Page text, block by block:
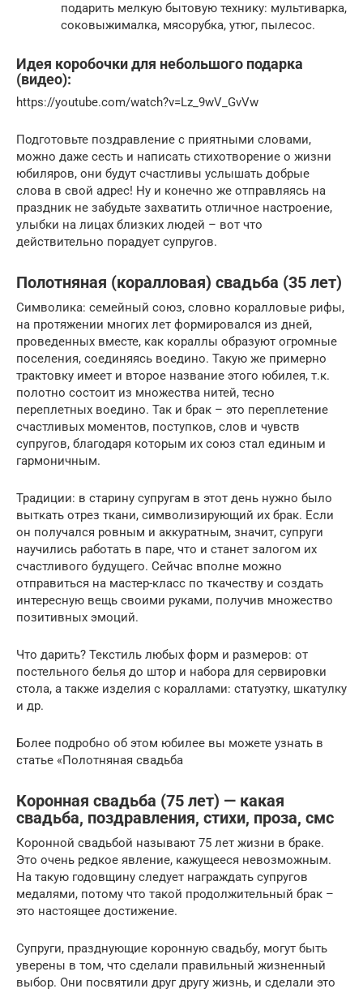
подарить мелкую бытовую технику: мультиварка,
соковыжималка, мясорубка, утюг, пылесос.
Идея коробочки для небольшого подарка
(видео):
https://youtube.com/watch?v=Lz_9wV_GvVw
Подготовьте поздравление с приятными словами,
можно даже сесть и написать стихотворение о жизни
юбиляров, они будут счастливы услышать добрые
слова в свой адрес! Ну и конечно же отправляясь на
праздник не забудьте захватить отличное настроение,
улыбки на лицах близких людей – вот что
действительно порадует супругов.
Полотняная (коралловая) свадьба (35 лет)
Символика: семейный союз, словно коралловые рифы,
на протяжении многих лет формировался из дней,
проведенных вместе, как кораллы образуют огромные
поселения, соединяясь воедино. Такую же примерно
трактовку имеет и второе название этого юбилея, т.к.
полотно состоит из множества нитей, тесно
переплетных воедино. Так и брак – это переплетение
счастливых моментов, поступков, слов и чувств
супругов, благодаря которым их союз стал единым и
гармоничным.
Традиции: в старину супругам в этот день нужно было
выткать отрез ткани, символизирующий их брак. Если
он получался ровным и аккуратным, значит, супруги
научились работать в паре, что и станет залогом их
счастливого будущего. Сейчас вполне можно
отправиться на мастер-класс по ткачеству и создать
интересную вещь своими руками, получив множество
позитивных эмоций.
Что дарить? Текстиль любых форм и размеров: от
постельного белья до штор и набора для сервировки
стола, а также изделия с кораллами: статуэтку, шкатулку
и др.
Более подробно об этом юбилее вы можете узнать в
статье «Полотняная свадьба
Коронная свадьба (75 лет) — какая
свадьба, поздравления, стихи, проза, смс
Коронной свадьбой называют 75 лет жизни в браке.
Это очень редкое явление, кажущееся невозможным.
На такую годовщину следует награждать супругов
медалями, потому что такой продолжительный брак –
это настоящее достижение.
Супруги, празднующие коронную свадьбу, могут быть
уверены в том, что сделали правильный жизненный
выбор. Они посвятили друг другу жизнь, и сделали это